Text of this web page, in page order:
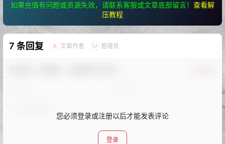
如果充值有问题或资源失效，请联系客服或文章底部留言！ 查看解
压教程
7 条回复 A 文章作者 M 管理员
您必须登录或注册以后才能发表评论
登录